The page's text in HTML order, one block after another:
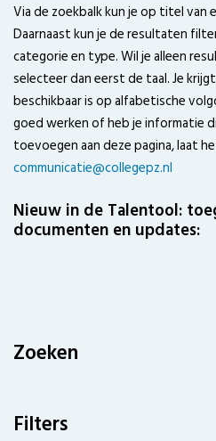
Via de zoekbalk kun je op titel van
Daarnaast kun je de resultaten
categorie en type. Wil je alleen
selecteer dan eerst de taal. Je
beschikbaar is op alfabetische
goed werken of heb je informatie
toevoegen aan deze pagina, laat
communicatie@collegepz.nl
Nieuw in de Talentool:
documenten en updates:
Zoeken
Filters